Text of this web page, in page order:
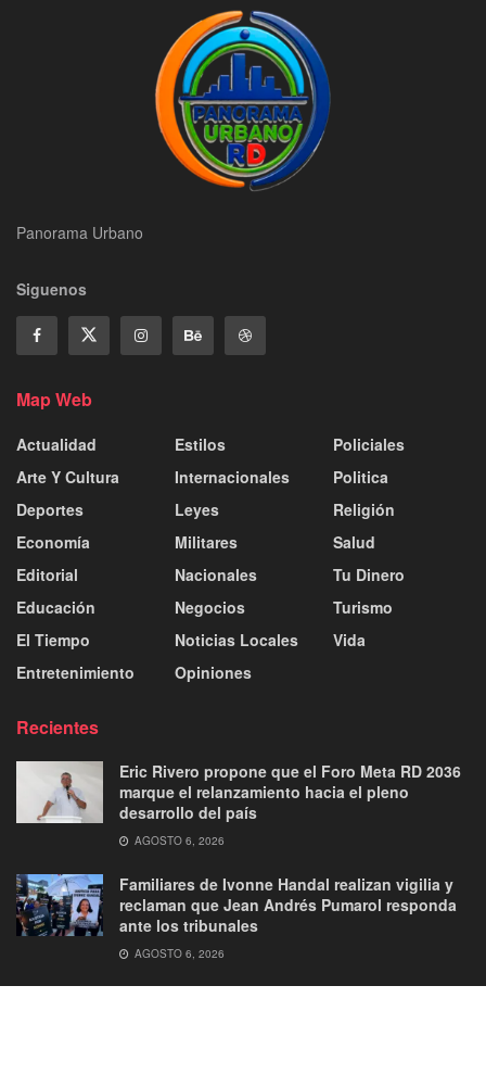
Panorama Urbano
Siguenos
Map Web
Actualidad
Arte Y Cultura
Deportes
Economía
Editorial
Educación
El Tiempo
Entretenimiento
Estilos
Internacionales
Leyes
Militares
Nacionales
Negocios
Noticias Locales
Opiniones
Policiales
Politica
Religión
Salud
Tu Dinero
Turismo
Vida
Recientes
Eric Rivero propone que el Foro Meta RD 2036
marque el relanzamiento hacia el pleno
desarrollo del país
AGOSTO 6, 2026
Familiares de Ivonne Handal realizan vigilia y
reclaman que Jean Andrés Pumarol responda
ante los tribunales
AGOSTO 6, 2026